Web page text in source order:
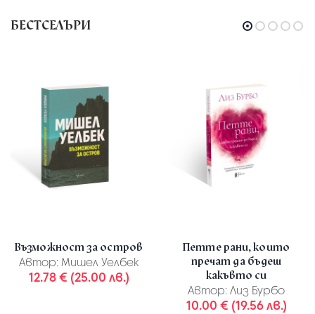
БЕСТСЕЛЪРИ
Възможност за остров
Автор: Мишел Уелбек
12.78 € (25.00 лв.)
Петте рани, които
пречат да бъдеш
какъвто си
Автор: Лиз Бурбо
10.00 € (19.56 лв.)